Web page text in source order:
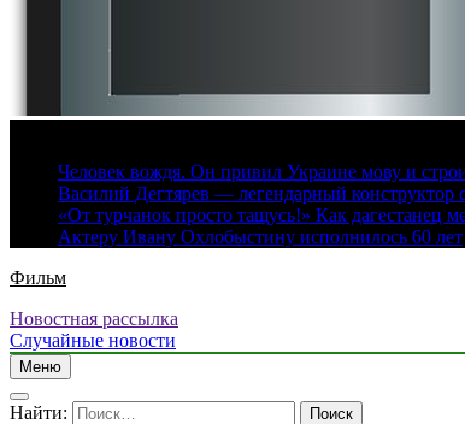
Человек вождя. Он привил Украине мову и
Василий Дегтярев — легендарный конструктор
«От турчанок просто тащусь!» Как дагестанец
Актеру Ивану Охлобыстину исполнилось 60 лет
Фильм
Новостная рассылка
Случайные новости
Меню
Найти: